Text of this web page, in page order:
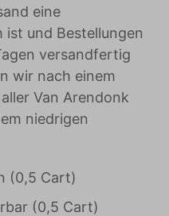
eine
ist und Bestellungen
versandfertig
wir nach einem
Van Arendonk
niedrigen
(0,5 Cart)
(0,5 Cart)